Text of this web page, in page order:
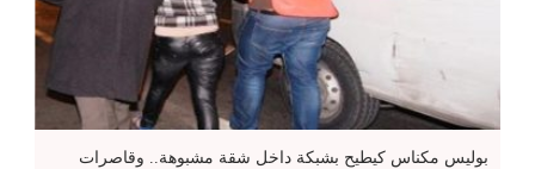
بوليس مكناس كيطيح بشبكة داخل شقة مشبوهة.. وقاصرات